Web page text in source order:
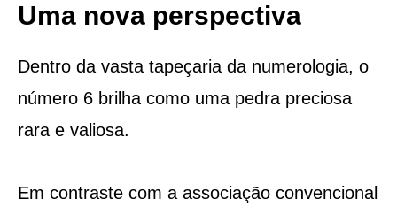
Uma nova perspectiva
Dentro da vasta tapeçaria da numerologia, o
número 6 brilha como uma pedra preciosa
rara e valiosa.
Em contraste com a associação convencional